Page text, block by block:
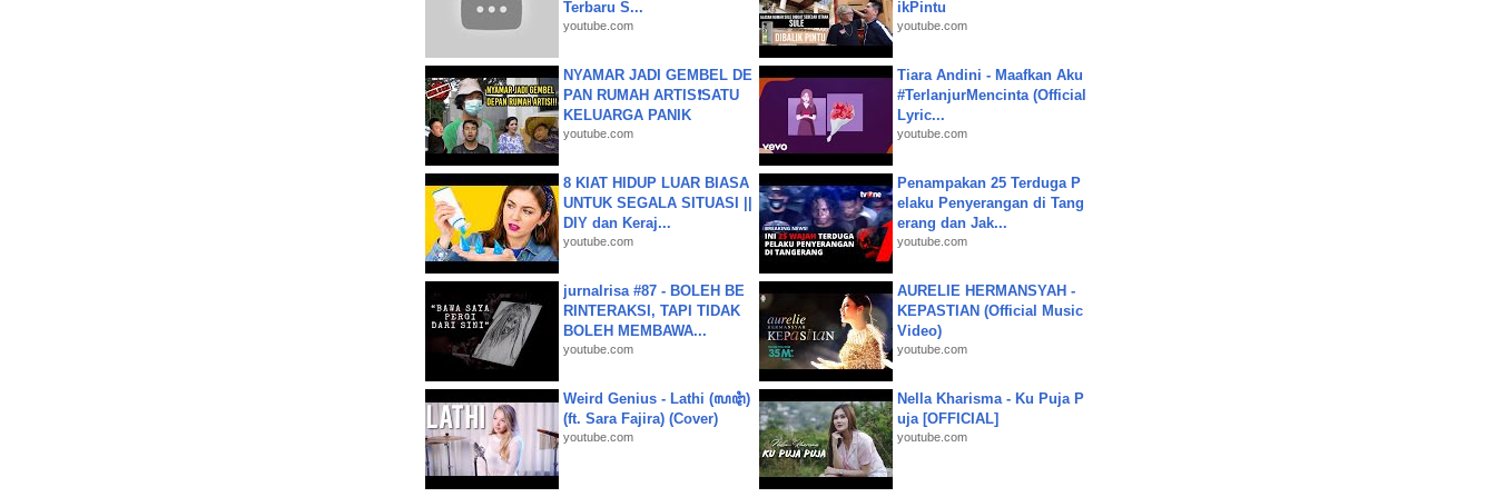
Terbaru S...
youtube.com
ikPintu
youtube.com
NYAMAR JADI GEMBEL DE
PAN RUMAH ARTIS❗SATU
KELUARGA PANIK
youtube.com
Tiara Andini - Maafkan Aku
#TerlanjurMencinta (Official
Lyric...
youtube.com
8 KIAT HIDUP LUAR BIASA
UNTUK SEGALA SITUASI ||
DIY dan Keraj...
youtube.com
Penampakan 25 Terduga P
elaku Penyerangan di Tang
erang dan Jak...
youtube.com
jurnalrisa #87 - BOLEH BE
RINTERAKSI, TAPI TIDAK
BOLEH MEMBAWA...
youtube.com
AURELIE HERMANSYAH -
KEPASTIAN (Official Music
Video)
youtube.com
Weird Genius - Lathi (ꦭꦛꦶ)
(ft. Sara Fajira) (Cover)
youtube.com
Nella Kharisma - Ku Puja P
uja [OFFICIAL]
youtube.com